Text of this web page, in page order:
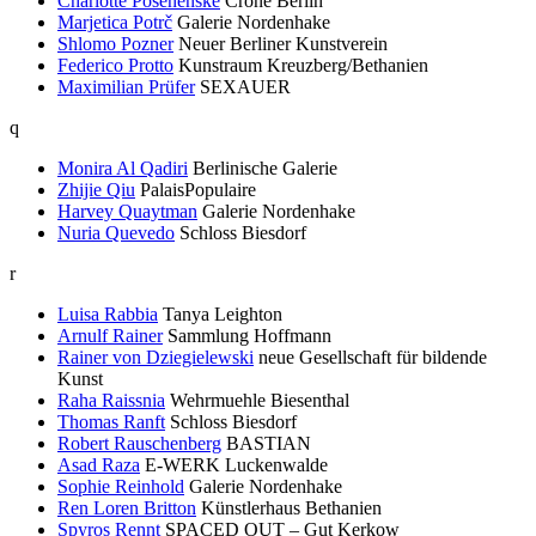
Marjetica Potrč Galerie Nordenhake
Shlomo Pozner Neuer Berliner Kunstverein
Federico Protto Kunstraum Kreuzberg/Bethanien
Maximilian Prüfer SEXAUER
q
Monira Al Qadiri Berlinische Galerie
Zhijie Qiu PalaisPopulaire
Harvey Quaytman Galerie Nordenhake
Nuria Quevedo Schloss Biesdorf
r
Luisa Rabbia Tanya Leighton
Arnulf Rainer Sammlung Hoffmann
Rainer von Dziegielewski neue Gesellschaft für bildende
Kunst
Raha Raissnia Wehrmuehle Biesenthal
Thomas Ranft Schloss Biesdorf
Robert Rauschenberg BASTIAN
Asad Raza E-WERK Luckenwalde
Sophie Reinhold Galerie Nordenhake
Ren Loren Britton Künstlerhaus Bethanien
Spyros Rennt SPACED OUT – Gut Kerkow